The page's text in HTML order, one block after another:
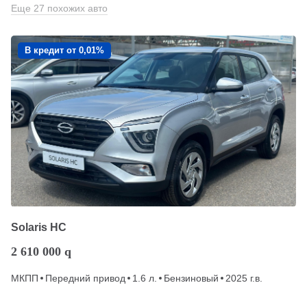
Еще 27 похожих авто
В кредит от 0,01%
Solaris HC
2 610 000 q
МКПП Передний привод 1.6 л. Бензиновый
2025 г.в.